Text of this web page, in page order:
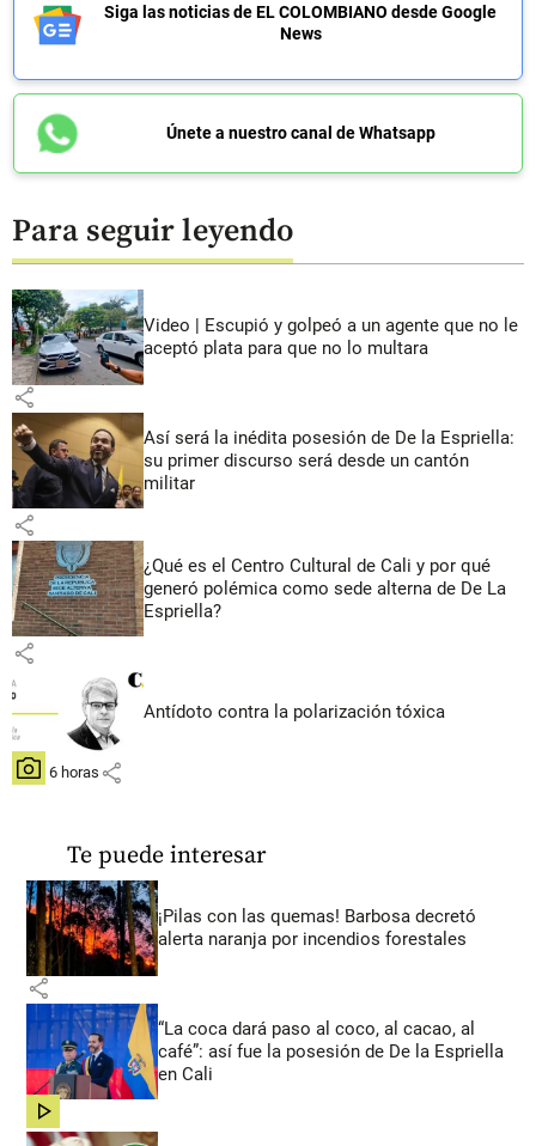
Siga las noticias de EL COLOMBIANO desde Google
News
Únete a nuestro canal de Whatsapp
Para seguir leyendo
Video | Escupió y golpeó a un agente que no le
aceptó plata para que no lo multara
share
Así será la inédita posesión de De la Espriella:
su primer discurso será desde un cantón
militar
share
¿Qué es el Centro Cultural de Cali y por qué
generó polémica como sede alterna de De La
Espriella?
share
Antídoto contra la polarización tóxica
hace 6 horas share
Te puede interesar
¡Pilas con las quemas! Barbosa decretó
alerta naranja por incendios forestales
share
“La coca dará paso al coco, al cacao, al
café”: así fue la posesión de De la Espriella
en Cali
share